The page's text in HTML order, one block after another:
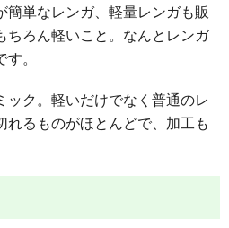
単なレンガ、軽量レンガも販
ちろん軽いこと。なんとレンガ
。
ク。軽いだけでなく普通のレ
れるものがほとんどで、加工も